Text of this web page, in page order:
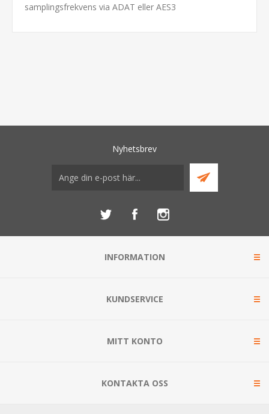
samplingsfrekvens via ADAT eller AES3
Nyhetsbrev
INFORMATION
KUNDSERVICE
MITT KONTO
KONTAKTA OSS